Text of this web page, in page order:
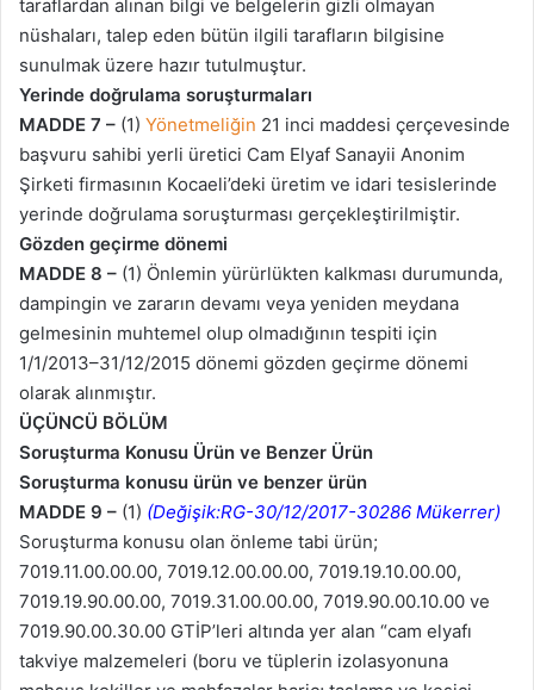
taraflardan alınan bilgi ve belgelerin gizli olmayan
nüshaları, talep eden bütün ilgili tarafların bilgisine
sunulmak üzere hazır tutulmuştur.
Yerinde doğrulama soruşturmaları
MADDE 7 – (1) Yönetmeliğin 21 inci maddesi çerçevesinde
başvuru sahibi yerli üretici Cam Elyaf Sanayii Anonim
Şirketi firmasının Kocaeli’deki üretim ve idari tesislerinde
yerinde doğrulama soruşturması gerçekleştirilmiştir.
Gözden geçirme dönemi
MADDE 8 – (1) Önlemin yürürlükten kalkması durumunda,
dampingin ve zararın devamı veya yeniden meydana
gelmesinin muhtemel olup olmadığının tespiti için
1/1/2013–31/12/2015 dönemi gözden geçirme dönemi
olarak alınmıştır.
ÜÇÜNCÜ BÖLÜM
Soruşturma Konusu Ürün ve Benzer Ürün
Soruşturma konusu ürün ve benzer ürün
MADDE 9 – (1) (Değişik:RG-30/12/2017-30286 Mükerrer)
Soruşturma konusu olan önleme tabi ürün;
7019.11.00.00.00, 7019.12.00.00.00, 7019.19.10.00.00,
7019.19.90.00.00, 7019.31.00.00.00, 7019.90.00.10.00 ve
7019.90.00.30.00 GTİP’leri altında yer alan “cam elyafı
takviye malzemeleri (boru ve tüplerin izolasyonuna